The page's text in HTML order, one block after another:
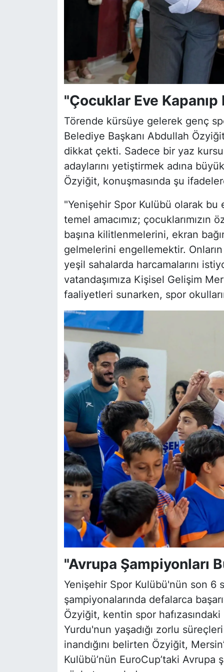
"Çocuklar Eve
Törende kürsüye gelerek genç
Belediye Başkanı Abdullah
dikkat çekti. Sadece bir yaz kursu
adaylarını yetiştirmek adına
Özyiğit, konuşmasında şu
"Yenişehir Spor Kulübü olarak
temel amacımız;
başına kilitlenmelerini, ekran
gelmelerini engellemektir.
yeşil sahalarda harcamalarını
vatandaşımıza Kişisel Gelişim
faaliyetleri sunarken, spor
"Avrupa Şampiyonları
Yenişehir Spor Kulübü'nün son 6
şampiyonalarında defalarca
Özyiğit, kentin spor
Yurdu'nun yaşadığı zorlu
inandığını belirten Özyiğit,
Kulübü’nün EuroCup’taki